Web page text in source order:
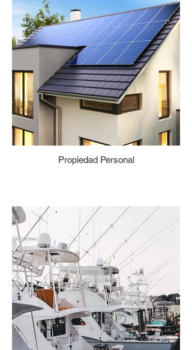
Propiedad Personal